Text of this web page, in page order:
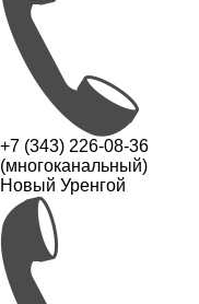
+7 (343) 226-08-36
(многоканальный)
Новый Уренгой